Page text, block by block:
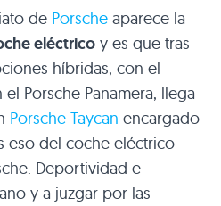
de Porsche aparece la
eléctrico y es que tras
híbridas, con el
Porsche Panamera, llega
Porsche Taycan encargado
eso del coche eléctrico
Deportividad e
y a juzgar por las